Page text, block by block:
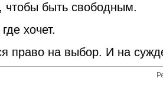
чтобы быть свободным.
хочет.
право на выбор. И на